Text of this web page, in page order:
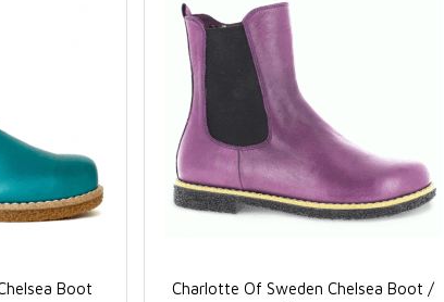
Boot
Charlotte Of Sweden Chelsea Boot /